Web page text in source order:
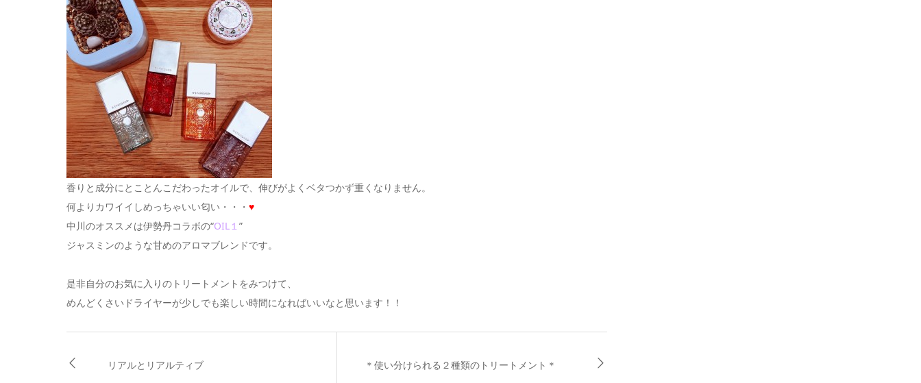
香りと成分にとことんこだわったオイルで、伸びがよくベタつかず重くなりません。
何よりカワイイしめっちゃいい匂い・・・ ♥
中川のオススメは伊勢丹コラボの“OIL１ ”
ジャスミンのような甘めのアロマブレンドです。
是非自分のお気に入りのトリートメントをみつけて、
めんどくさいドライヤーが少しでも楽しい時間になればいいなと思います！！
リアルとリアルティブ ＊使い分けられる２種類のトリートメント＊